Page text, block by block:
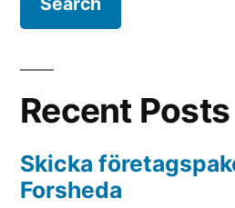
Recent Posts
Skicka
Forsheda